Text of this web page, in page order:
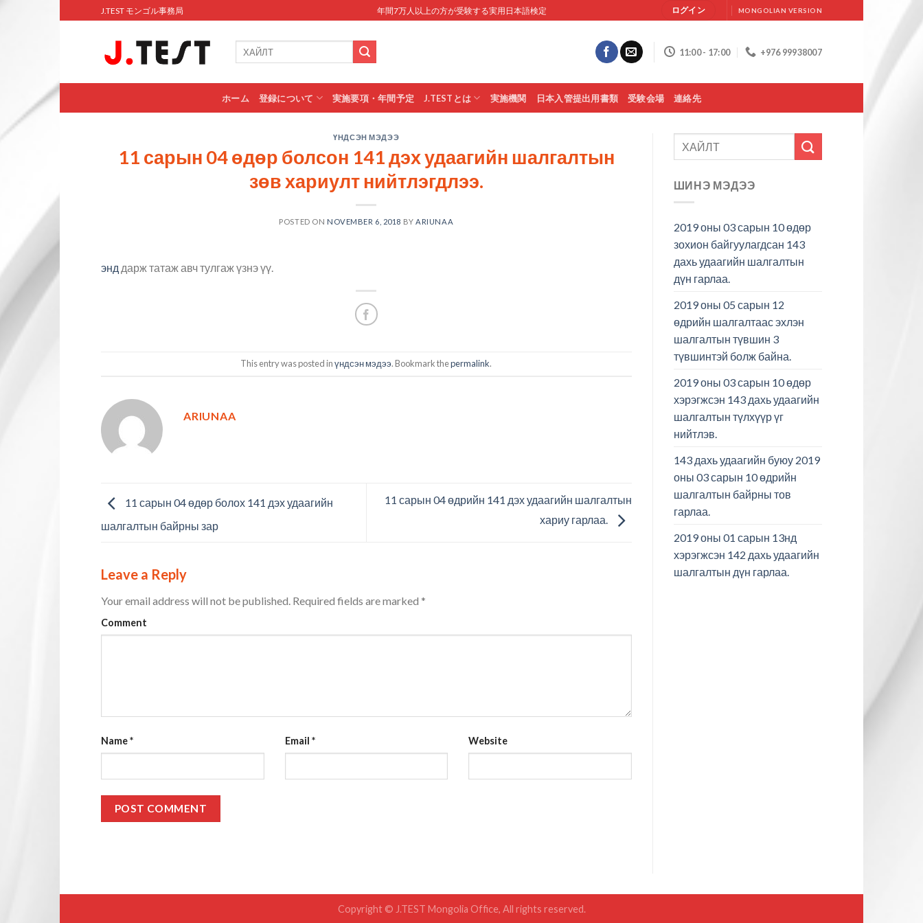
J.TEST モンゴル事務局 年間7万人以上の方が受験する実用日本語検定 ログイン MONGOLIAN VERSION
11:00 - 17:00 +976 99938007
ホーム 登録について 実施要項・年間予定 J.TESTとは 実施機関 日本入管提出用書類 受験会場 連絡先
ҮНДСЭН МЭДЭЭ
11 сарын 04 өдөр болсон 141 дэх удаагийн шалгалтын
зөв хариулт нийтлэгдлээ.
POSTED ON NOVEMBER 6, 2018 BY ARIUNAA
энд дарж татаж авч тулгаж үзнэ үү.
This entry was posted inүндсэн мэдээ. Bookmark thepermalink.
ARIUNAA
11 сарын 04 өдөр болох 141 дэх удаагийн
шалгалтын байрны зар
11 сарын 04 өдрийн 141 дэх удаагийн шалгалтын
хариу гарлаа.
Leave a Reply
Your email address will not be published. Required fields are marked *
Comment
Name* Email * Website
ШИНЭ МЭДЭЭ
2019 оны 03 сарын 10 өдөр
зохион байгуулагдсан 143
дахь удаагийн шалгалтын
дүн гарлаа.
2019 оны 05 сарын 12
өдрийн шалгалтаас эхлэн
шалгалтын түвшин 3
түвшинтэй болж байна.
2019 оны 03 сарын 10 өдөр
хэрэгжсэн 143 дахь удаагийн
шалгалтын түлхүүр үг
нийтлэв.
143 дахь удаагийн буюу 2019
оны 03 сарын 10 өдрийн
шалгалтын байрны тов
гарлаа.
2019 оны 01 сарын 13нд
хэрэгжсэн 142 дахь удаагийн
шалгалтын дүн гарлаа.
Copyright © J.TEST Mongolia Office, All rights reserved.